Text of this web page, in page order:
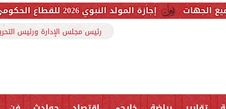
إجازة المولد النبوي 2026 للقطاع الحكومي والخاص.. اعرف الموعد وعدد أيام العطلة
رئيس مجلس الإدارة ورئيس